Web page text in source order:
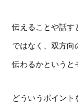
伝えることや話す
ではなく、双方
伝わるかというと
どういうポイン